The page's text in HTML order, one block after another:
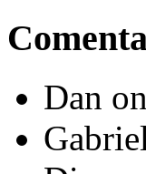
Dan on